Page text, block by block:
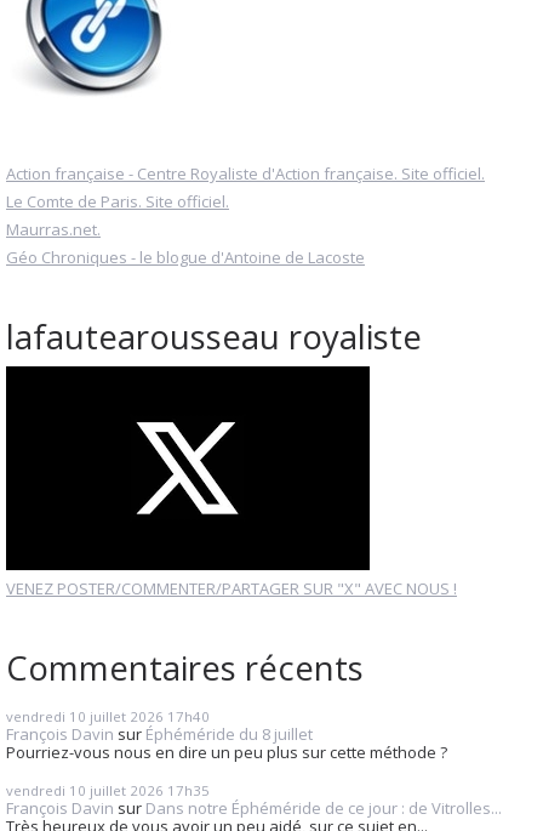
Action française - Centre Royaliste d'Action française. Site officiel.
Le Comte de Paris. Site officiel.
Maurras.net.
Géo Chroniques - le blogue d'Antoine de Lacoste
lafautearousseau royaliste
VENEZ POSTER/COMMENTER/PARTAGER SUR "X" AVEC NOUS !
Commentaires récents
vendredi 10 juillet 2026 17h40
François Davin sur Éphéméride du 8 juillet
Pourriez-vous nous en dire un peu plus sur cette méthode ?
vendredi 10 juillet 2026 17h35
François Davin sur Dans notre Éphéméride de ce jour : de Vitrolles...
Très heureux de vous avoir un peu aidé, sur ce sujet en...